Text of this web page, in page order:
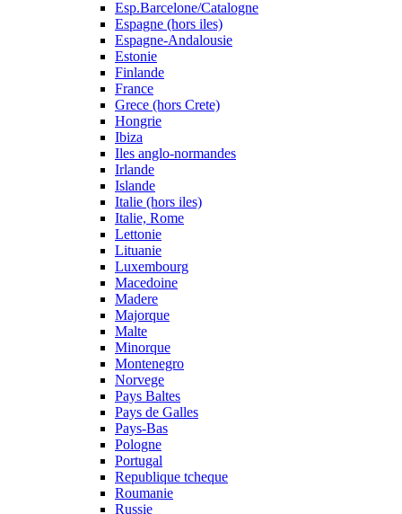
Esp.Barcelone/Catalogne
Espagne (hors iles)
Espagne-Andalousie
Estonie
Finlande
France
Grece (hors Crete)
Hongrie
Ibiza
Iles anglo-normandes
Irlande
Islande
Italie (hors iles)
Italie, Rome
Lettonie
Lituanie
Luxembourg
Macedoine
Madere
Majorque
Malte
Minorque
Montenegro
Norvege
Pays Baltes
Pays de Galles
Pays-Bas
Pologne
Portugal
Republique tcheque
Roumanie
Russie